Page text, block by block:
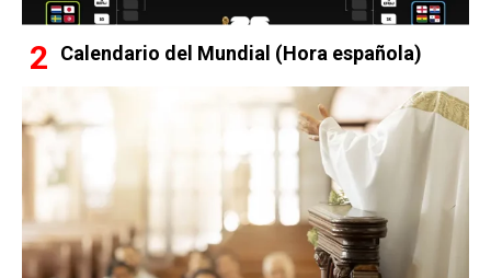
Calendario del Mundial (Hora española)